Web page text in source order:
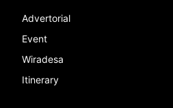
Advertorial
Event
Wiradesa
Itinerary